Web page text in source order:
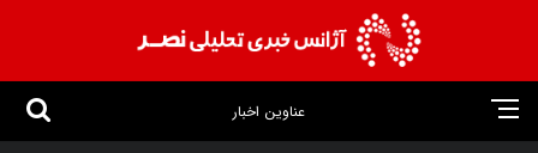
عناوین اخبار